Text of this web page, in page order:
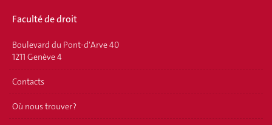
Faculté de droit
Boulevard du Pont-d'Arve 40
1211 Genève 4
Contacts
Où nous trouver ?